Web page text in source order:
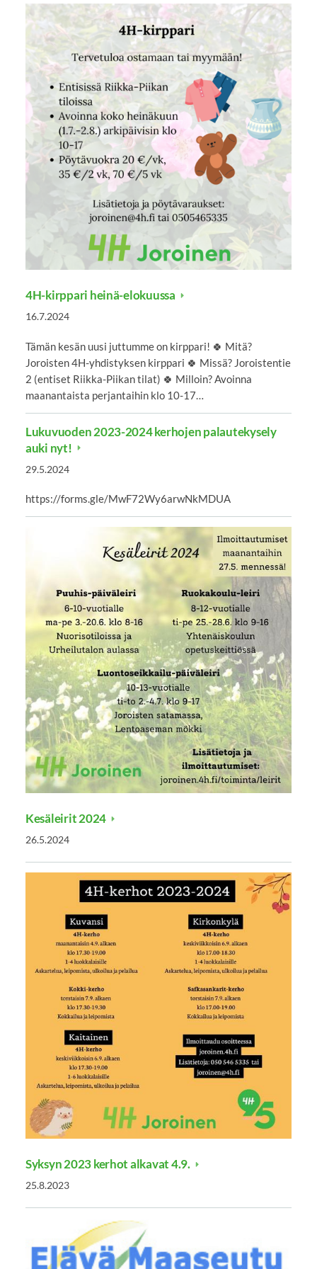
4H-kirppari heinä-elokuussa
16.7.2024
Tämän kesän uusi juttumme on kirppari! 🍀 Mitä?
Joroisten 4H-yhdistyksen kirppari 🍀 Missä? Joroistentie
2 (entiset Riikka-Piikan tilat) 🍀 Milloin? Avoinna
maanantaista perjantaihin klo 10-17…
Lukuvuoden 2023-2024 kerhojen palautekysely
auki nyt!
29.5.2024
https://forms.gle/MwF72Wy6arwNkMDUA
Kesäleirit 2024
26.5.2024
Syksyn 2023 kerhot alkavat 4.9.
25.8.2023